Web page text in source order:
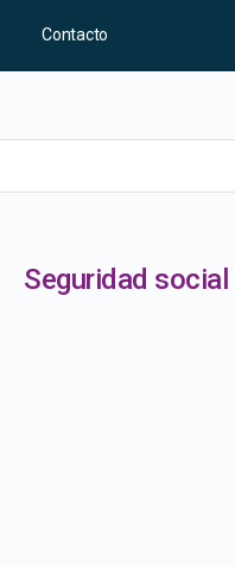
Contacto
Seguridad social